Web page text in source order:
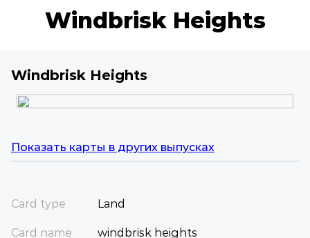
Windbrisk Heights
Windbrisk Heights
Показать карты в других выпусках
Card type Land
Card name windbrisk heights